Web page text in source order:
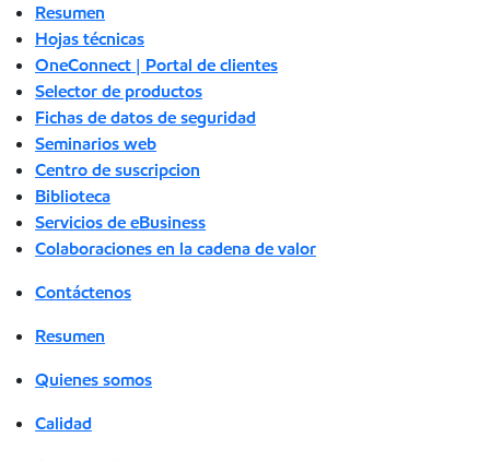
Resumen
Hojas técnicas
OneConnect | Portal de clientes
Selector de productos
Fichas de datos de seguridad
Seminarios web
Centro de suscripcion
Biblioteca
Servicios de eBusiness
Colaboraciones en la cadena de valor
Contáctenos
Resumen
Quienes somos
Calidad